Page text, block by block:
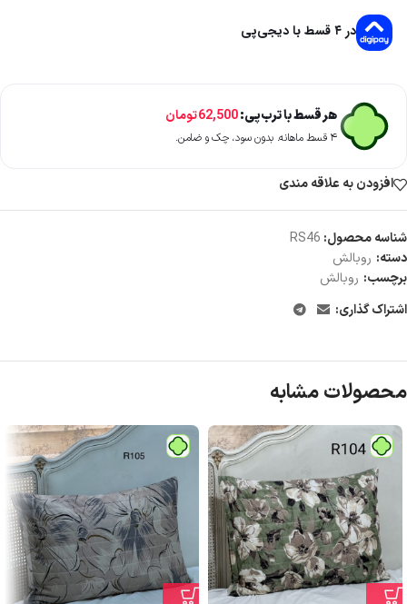
در ۴ قسط با دیجی‌پی
هر قسط با ترب‌پی:62,500تومان
۴ قسط ماهانه. بدون سود، چک و ضامن.
افزودن به علاقه مندی
شناسه محصول: RS46
دسته: روبالش
برچسب: روبالش
اشتراک گذاری:
محصولات مشابه